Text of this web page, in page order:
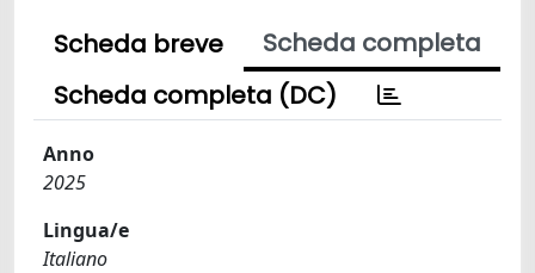
Scheda breve
Scheda completa
Scheda completa (DC)
Anno
2025
Lingua/e
Italiano